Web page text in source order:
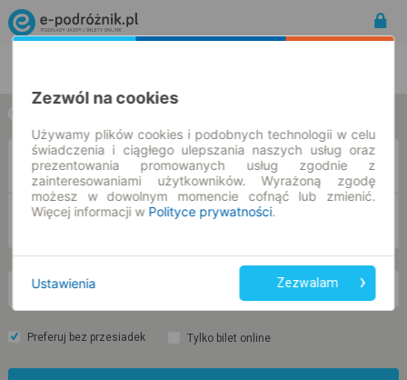
Z
DO
nd. 9 sie.
Preferuj bez przesiadek Tylko bilet online
Zezwól na cookies
Używamy plików cookies i podobnych technologii w celu
świadczenia i ciągłego ulepszania naszych usług oraz
prezentowania promowanych usług zgodnie z
zainteresowaniami użytkowników. Wyrażoną zgodę
możesz w dowolnym momencie cofnąć lub zmienić.
Więcej informacji w Polityce prywatności.
Ustawienia Zezwalam